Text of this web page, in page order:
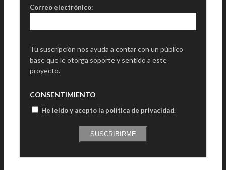
Correo electrónico:
Tu suscripción nos ayuda a contar con un público
base que le otorga soporte y sentido a este
proyecto.
CONSENTIMIENTO
He leído y acepto la política de privacidad.
SUSCRIBIRME